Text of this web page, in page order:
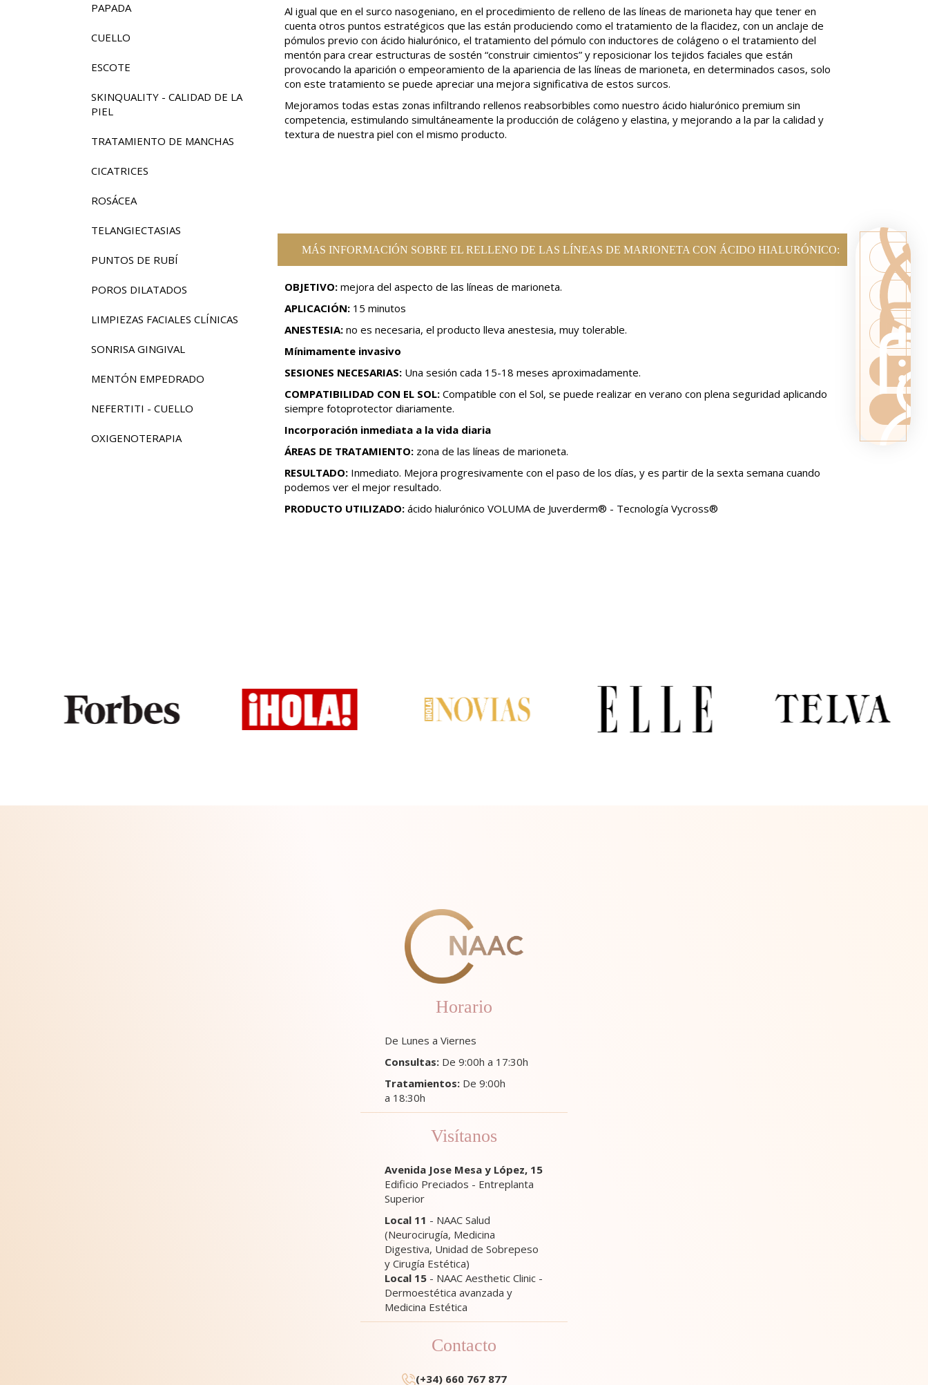
PAPADA
CUELLO
ESCOTE
SKINQUALITY - CALIDAD DE LA
PIEL
TRATAMIENTO DE MANCHAS
CICATRICES
ROSÁCEA
TELANGIECTASIAS
PUNTOS DE RUBÍ
POROS DILATADOS
LIMPIEZAS FACIALES CLÍNICAS
SONRISA GINGIVAL
MENTÓN EMPEDRADO
NEFERTITI - CUELLO
OXIGENOTERAPIA
Al igual que en el surco nasogeniano, en el procedimiento de relleno de las líneas de marioneta hay que tener en
cuenta otros puntos estratégicos que las están produciendo como el tratamiento de la flacidez, con un anclaje de
pómulos previo con ácido hialurónico, el tratamiento del pómulo con inductores de colágeno o el tratamiento del
mentón para crear estructuras de sostén “construir cimientos” y reposicionar los tejidos faciales que están
provocando la aparición o empeoramiento de la apariencia de las líneas de marioneta, en determinados casos, solo
con este tratamiento se puede apreciar una mejora significativa de estos surcos.
Mejoramos todas estas zonas infiltrando rellenos reabsorbibles como nuestro ácido hialurónico premium sin
competencia, estimulando simultáneamente la producción de colágeno y elastina, y mejorando a la par la calidad y
textura de nuestra piel con el mismo producto.
MÁS INFORMACIÓN SOBRE EL RELLENO DE LAS LÍNEAS DE MARIONETA CON ÁCIDO HIALURÓNICO:
OBJETIVO: mejora del aspecto de las líneas de marioneta.
APLICACIÓN: 15 minutos
ANESTESIA: no es necesaria, el producto lleva anestesia, muy tolerable.
Mínimamente invasivo
SESIONES NECESARIAS: Una sesión cada 15-18 meses aproximadamente.
COMPATIBILIDAD CON EL SOL: Compatible con el Sol, se puede realizar en verano con plena seguridad aplicando
siempre fotoprotector diariamente.
Incorporación inmediata a la vida diaria
ÁREAS DE TRATAMIENTO: zona de las líneas de marioneta.
RESULTADO: Inmediato. Mejora progresivamente con el paso de los días, y es partir de la sexta semana cuando
podemos ver el mejor resultado.
PRODUCTO UTILIZADO: ácido hialurónico VOLUMA de Juverderm® - Tecnología Vycross®
Horario
De Lunes a Viernes
Consultas: De 9:00h a 17:30h
Tratamientos: De 9:00h
a 18:30h
Visítanos
Avenida Jose Mesa y López, 15
Edificio Preciados - Entreplanta
Superior
Local 11 - NAAC Salud
(Neurocirugía, Medicina
Digestiva, Unidad de Sobrepeso
y Cirugía Estética)
Local 15 - NAAC Aesthetic Clinic -
Dermoestética avanzada y
Medicina Estética
Contacto
(+34) 660 767 877